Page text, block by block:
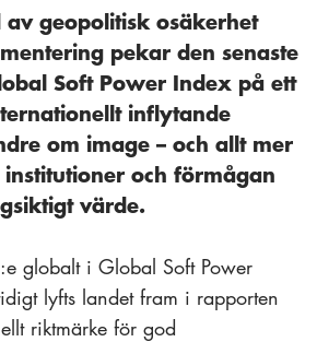
geopolitisk osäkerhet
pekar den senaste
Soft Power Index på ett
inflytande
om image – och allt mer
och förmågan
värde.
globalt i Global Soft Power
lyfts landet fram i rapporten
riktmärke för god